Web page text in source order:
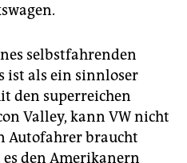
selbstfahrenden
ist als ein sinnloser
den superreichen
Valley, kann VW nicht
Autofahrer braucht
es den Amerikanern